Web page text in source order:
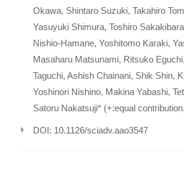
Okawa, Shintaro Suzuki, Takahiro
Yasuyuki Shimura, Toshiro
Nishio-Hamane, Yoshitomo Karaki,
Masaharu Matsunami, Ritsuko
Taguchi, Ashish Chainani, Shik Shin,
Yoshinori Nishino, Makina Yabashi,
Satoru Nakatsuji* (+:equal
DOI: 10.1126/sciadv.aao3547